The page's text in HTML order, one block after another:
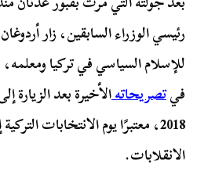
رئيسي الوزراء السابقين، زار
للإسلام السياسي في تركيا
فيتصريحاتهالأخيرة بعد الزيارة
2018، معتبرًا يوم الانتخابات
الانقلابات.